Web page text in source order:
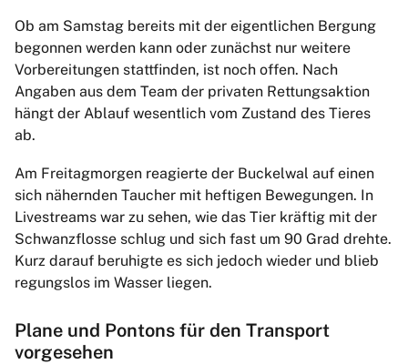
Ob am Samstag bereits mit der eigentlichen Bergung
begonnen werden kann oder zunächst nur weitere
Vorbereitungen stattfinden, ist noch offen. Nach
Angaben aus dem Team der privaten Rettungsaktion
hängt der Ablauf wesentlich vom Zustand des Tieres
ab.
Am Freitagmorgen reagierte der Buckelwal auf einen
sich nähernden Taucher mit heftigen Bewegungen. In
Livestreams war zu sehen, wie das Tier kräftig mit der
Schwanzflosse schlug und sich fast um 90 Grad drehte.
Kurz darauf beruhigte es sich jedoch wieder und blieb
regungslos im Wasser liegen.
Plane und Pontons für den Transport
vorgesehen